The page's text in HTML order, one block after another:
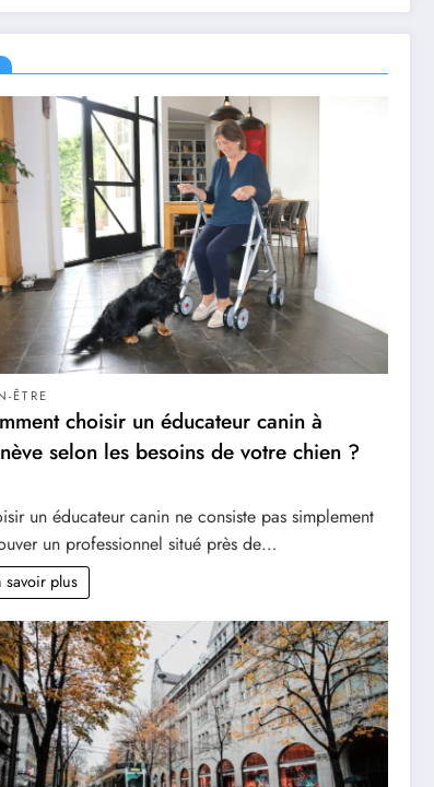
ÊTRE
choisir un éducateur canin à
selon les besoins de votre chien ?
un éducateur canin ne consiste pas simplement
un professionnel situé près de…
savoir plus